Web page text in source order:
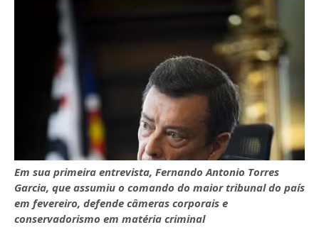
Em sua primeira entrevista, Fernando Antonio Torres
Garcia, que assumiu o comando do maior tribunal do país
em fevereiro, defende câmeras corporais e
conservadorismo em matéria criminal